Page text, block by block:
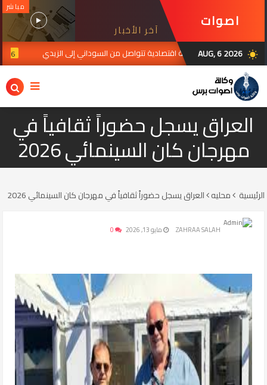
اصوات
برس
آخر الأخبار
مباشر
wb_sunny
AUG, 6 2026
التنمية.. رؤية اقتصادية تتواصل من السوداني إلى الزيدي JUL 30, 2026
العراق يسجل حضوراً ثقافياً في
مهرجان كان السينمائي 2026
الرئيسية محليه العراق يسجل حضوراً ثقافياً في مهرجان كان السينمائي 2026
ZAHRAA SALAH مايو 13, 2026